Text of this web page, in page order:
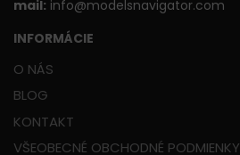
mail: info@modelsnavigator.com
INFORMÁCIE
O NÁS
BLOG
KONTAKT
VŠEOBECNÉ OBCHODNÉ PODMIENKY